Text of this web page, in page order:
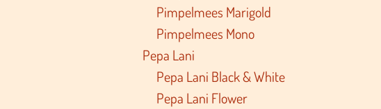
Pimpelmees Marigold
Pimpelmees Mono
Pepa Lani
Pepa Lani Black & White
Pepa Lani Flower